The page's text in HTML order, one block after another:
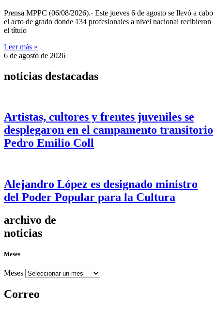
Prensa MPPC (06/08/2026).- Este jueves 6 de agosto se llevó a cabo
el acto de grado donde 134 profesionales a nivel nacional recibieron
el título
Leer más »
6 de agosto de 2026
noticias destacadas
Artistas, cultores y frentes juveniles se
desplegaron en el campamento transitorio
Pedro Emilio Coll
Alejandro López es designado ministro
del Poder Popular para la Cultura
archivo de
noticias
Meses
Meses
Correo